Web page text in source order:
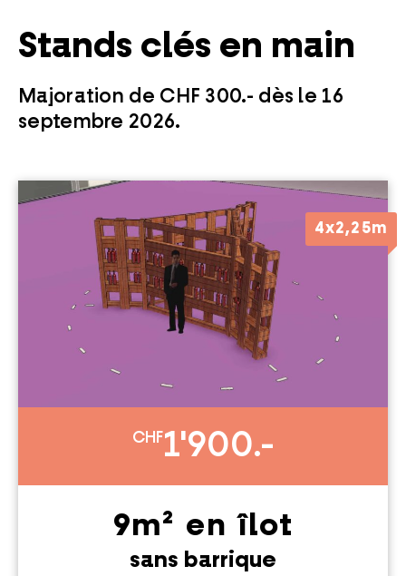
Stands clés en main
Majoration de CHF 300.- dès le 16
septembre 2026.
CHF1'900.-
9m² en îlot
sans barrique
4x2,25m